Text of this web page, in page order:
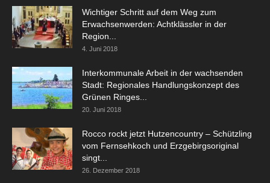
Wichtiger Schritt auf dem Weg zum
Erwachsenwerden: Achtklässler in der
Region...
4. Juni 2018
Interkommunale Arbeit in der wachsenden
Stadt: Regionales Handlungskonzept des
Grünen Ringes...
20. Juni 2018
Rocco rockt jetzt Hutzencountry – Schützling
vom Fernsehkoch und Erzgebirgsoriginal
singt...
26. Dezember 2018